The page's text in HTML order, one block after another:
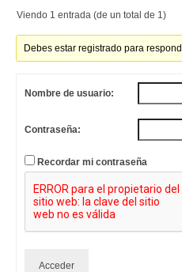
Viendo 1 entrada (de un total de 1)
Debes estar registrado para
Nombre de usuario:
Contraseña:
Recordar mi contraseña
Acceder